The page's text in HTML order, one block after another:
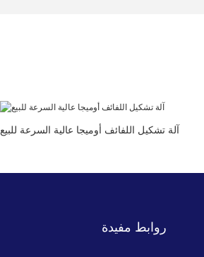
آلة تشكيل اللفائف أوميجا عالية السرعة للبيع
روابط مفيدة